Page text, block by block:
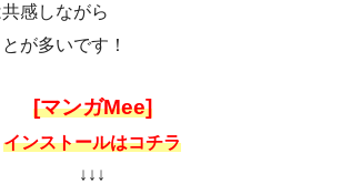
感しながら
が多いです！
[マンガMee]
インストールはコチラ
↓↓↓